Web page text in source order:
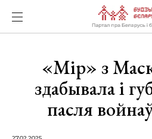
«Мір» з
здабывала і
пасля